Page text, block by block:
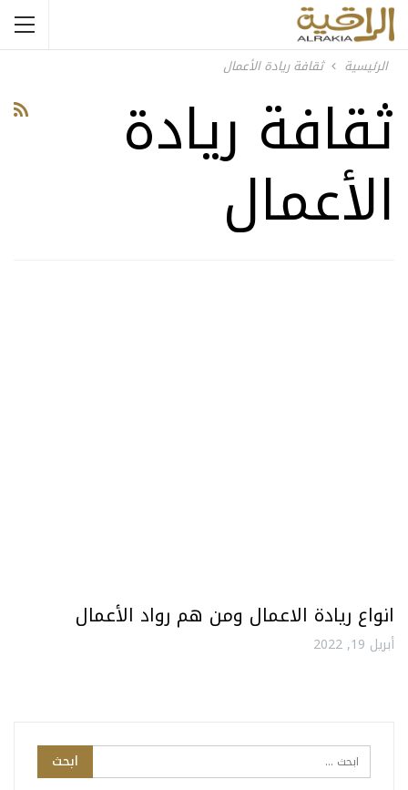
الرئيسية ثقافة ريادة الأعمال
ثقافة ريادة
الأعمال
انواع ريادة الاعمال ومن هم رواد الأعمال
أبريل 19, 2022